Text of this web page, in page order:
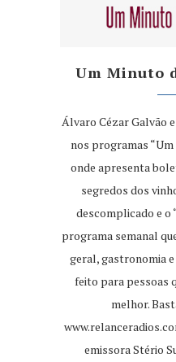
Um Minuto
Álvaro Cézar Galvão
nos programas
onde apresenta
segredos dos
descomplicado e o
programa semanal
geral, gastronomia
feito para pessoas
melhor.
emissora Stério